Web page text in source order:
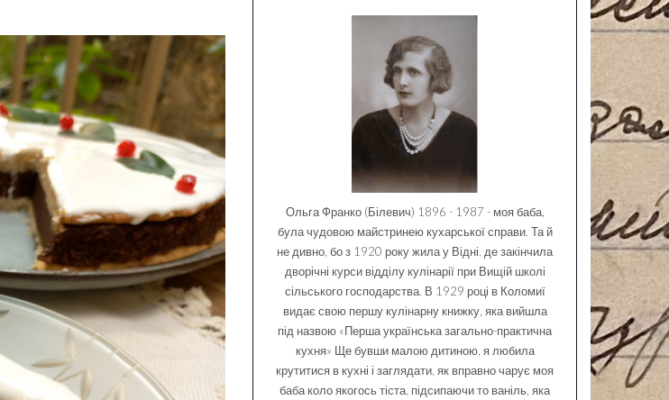
Ольга Франко (Білевич) 1896 - 1987 - моя баба,
була чудовою майстринею кухарської справи. Та й
не дивно, бо з 1920 року жила у Відні, де закінчила
дворічні курси відділу кулінарії при Вищій школі
сільського господарства. В 1929 році в Коломиї
видає свою першу кулінарну книжку, яка вийшла
під назвою «Перша українська загально-практична
кухня» Ще бувши малою дитиною, я любила
крутитися в кухні і заглядати, як вправно чарує моя
баба коло якогось тіста, підсипаючи то ваніль, яка